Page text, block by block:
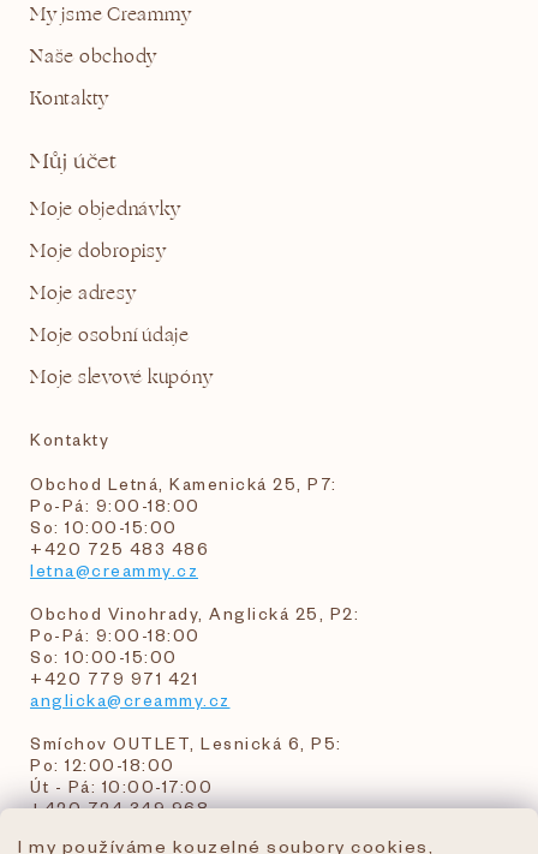
I my používáme kouzelné soubory cookies,
My jsme Creammy
Naše obchody
Kontakty
Můj účet
Moje objednávky
Moje dobropisy
Moje adresy
Moje osobní údaje
Moje slevové kupóny
Kontakty
Obchod Letná, Kamenická 25, P7:
Po-Pá: 9:00-18:00
So: 10:00-15:00
+420 725 483 486
letna@creammy.cz
Obchod Vinohrady, Anglická 25, P2:
Po-Pá: 9:00-18:00
So: 10:00-15:00
+420 779 971 421
anglicka@creammy.cz
Smíchov OUTLET, Lesnická 6, P5:
Po: 12:00-18:00
Út - Pá: 10:00-17:00
+420 724 349 968